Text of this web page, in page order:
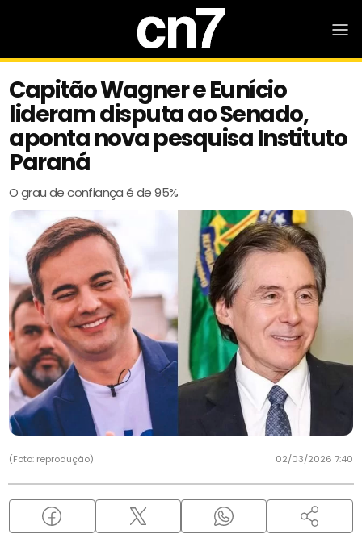
Capitão Wagner e Eunício
lideram disputa ao Senado,
aponta nova pesquisa Instituto
Paraná
O grau de confiança é de 95%
(Foto: reprodução) 02/03/2026 7:40